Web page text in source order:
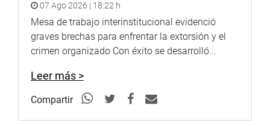
genera dificultades en el habla.
DESPACHO CONGRESAL
07 Ago 2026 | 18:22 h
Mesa de trabajo interinstitucional evidenció
graves brechas para enfrentar la extorsión y el
crimen organizado Con éxito se desarrolló...
Leer más >
Compartir